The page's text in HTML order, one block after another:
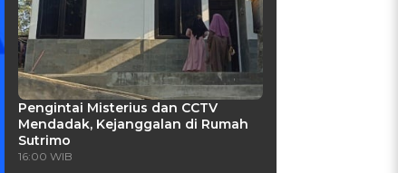
Pengintai Misterius dan CCTV
Mendadak, Kejanggalan di Rumah
Sutrimo
16:00 WIB